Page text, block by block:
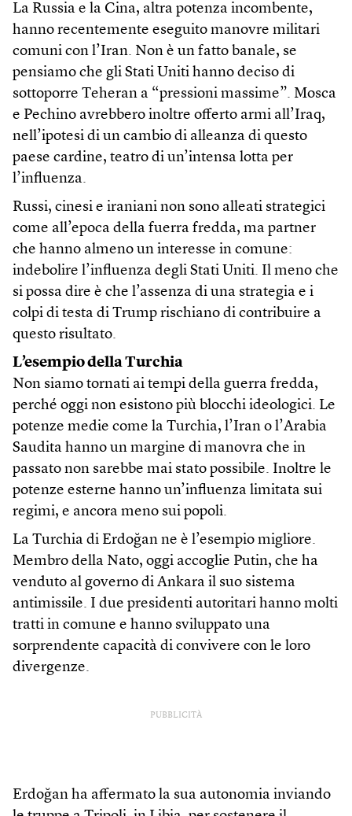
La Russia e la Cina, altra potenza incombente,
hanno recentemente eseguito manovre militari
comuni con l’Iran. Non è un fatto banale, se
pensiamo che gli Stati Uniti hanno deciso di
sottoporre Teheran a “pressioni massime”. Mosca
e Pechino avrebbero inoltre offerto armi all’Iraq,
nell’ipotesi di un cambio di alleanza di questo
paese cardine, teatro di un’intensa lotta per
l’influenza.
Russi, cinesi e iraniani non sono alleati strategici
come all’epoca della fuerra fredda, ma partner
che hanno almeno un interesse in comune:
indebolire l’influenza degli Stati Uniti. Il meno che
si possa dire è che l’assenza di una strategia e i
colpi di testa di Trump rischiano di contribuire a
questo risultato.
L’esempio della Turchia
Non siamo tornati ai tempi della guerra fredda,
perché oggi non esistono più blocchi ideologici. Le
potenze medie come la Turchia, l’Iran o l’Arabia
Saudita hanno un margine di manovra che in
passato non sarebbe mai stato possibile. Inoltre le
potenze esterne hanno un’influenza limitata sui
regimi, e ancora meno sui popoli.
La Turchia di Erdoğan ne è l’esempio migliore.
Membro della Nato, oggi accoglie Putin, che ha
venduto al governo di Ankara il suo sistema
antimissile. I due presidenti autoritari hanno molti
tratti in comune e hanno sviluppato una
sorprendente capacità di convivere con le loro
divergenze.
PUBBLICITÀ
Erdoğan ha affermato la sua autonomia inviando